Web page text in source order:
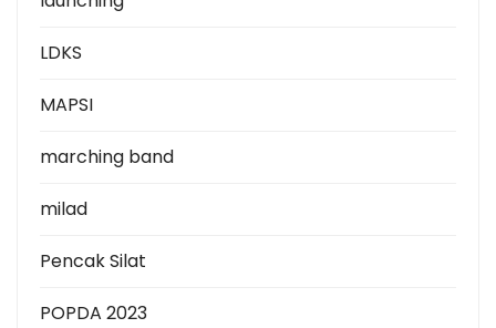
LDKS
MAPSI
marching band
milad
Pencak Silat
POPDA 2023